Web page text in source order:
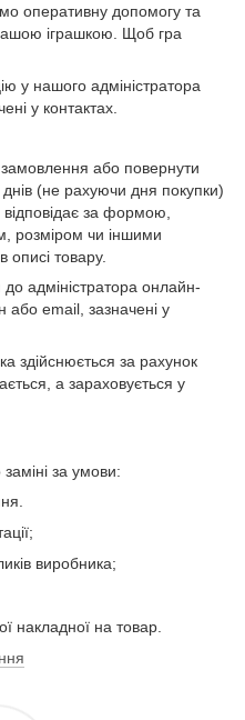
оперативну допомогу та
іграшкою. Щоб гра
у нашого адміністратора
у контактах.
або повернути
(не рахуючи дня покупки)
за формою,
розміром чи іншими
товару.
адміністратора онлайн-
або email, зазначені у
здійснюється за рахунок
а зараховується у
за умови:
виробника;
накладної на товар.